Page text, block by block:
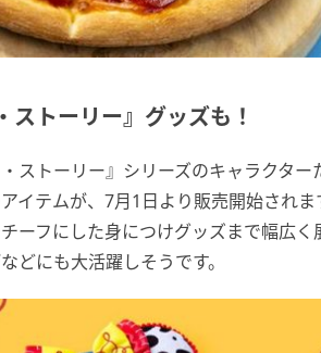
ストーリー』グッズも！
ストーリー』シリーズのキャラクタ
イテムが、7月1日より販売開始され
ーフにした身につけグッズまで幅広
どにも大活躍しそうです。